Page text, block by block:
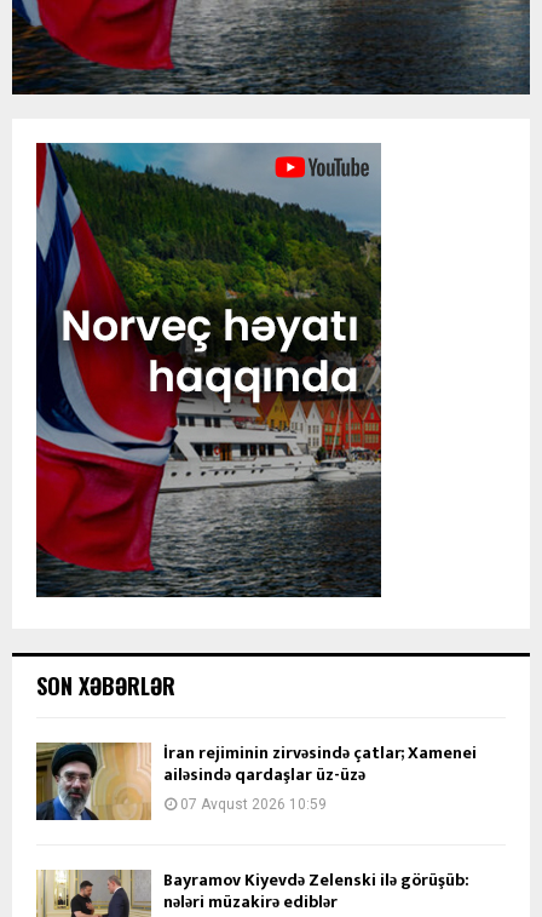
SON XƏBƏRLƏR
İran rejiminin zirvəsində çatlar; Xamenei
ailəsində qardaşlar üz-üzə
07 Avqust 2026 10:59
Bayramov Kiyevdə Zelenski ilə görüşüb:
nələri müzakirə ediblər